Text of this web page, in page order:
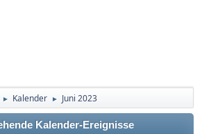
► Kalender ► Juni 2023
Kalender-Ereignisse